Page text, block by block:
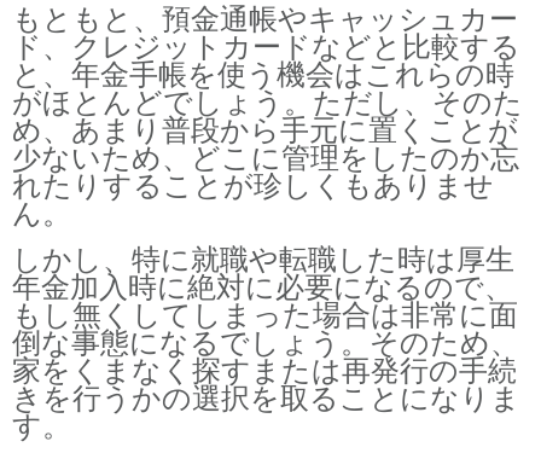
もともと、預金通帳やキャッシュカー
ド、クレジットカードなどと比較する
と、年金手帳を使う機会はこれらの時
がほとんどでしょう。ただし、そのた
め、あまり普段から手元に置くことが
少ないため、どこに管理をしたのか忘
れたりすることが珍しくもありませ
ん。
しかし、特に就職や転職した時は厚生
年金加入時に絶対に必要になるので、
もし無くしてしまった場合は非常に面
倒な事態になるでしょう。そのため、
家をくまなく探すまたは再発行の手続
きを行うかの選択を取ることになりま
す。